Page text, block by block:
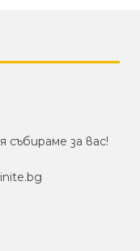
събираме за вас!